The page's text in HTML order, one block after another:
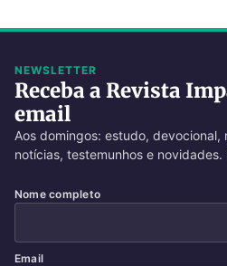
NEWSLETTER
Receba a Revista
email
Aos domingos: estudo, devocional,
notícias, testemunhos e novidades.
Nome completo
Email